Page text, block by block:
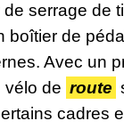
serrage de
boîtier de
Avec un
vélo de route
cadres